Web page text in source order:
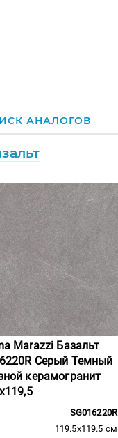
АНАЛОГОВ
Marazzi Базальт
Серый Темный
керамогранит
SG016220R
119.5x119.5 см